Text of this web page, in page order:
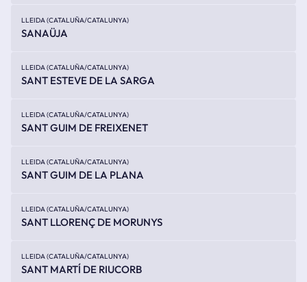
LLEIDA (CATALUÑA/CATALUNYA)
SANAÜJA
LLEIDA (CATALUÑA/CATALUNYA)
SANT ESTEVE DE LA SARGA
LLEIDA (CATALUÑA/CATALUNYA)
SANT GUIM DE FREIXENET
LLEIDA (CATALUÑA/CATALUNYA)
SANT GUIM DE LA PLANA
LLEIDA (CATALUÑA/CATALUNYA)
SANT LLORENÇ DE MORUNYS
LLEIDA (CATALUÑA/CATALUNYA)
SANT MARTÍ DE RIUCORB